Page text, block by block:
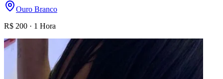
Ouro Branco
R$ 200 · 1 Hora